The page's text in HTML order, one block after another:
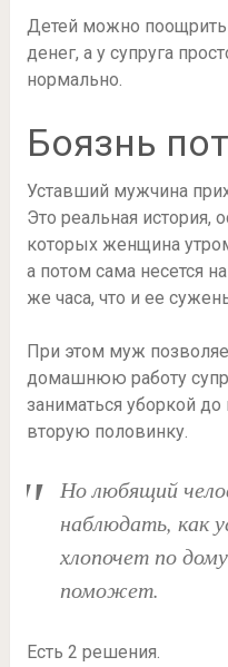
Детей можно
денег, а у супруга
нормально.
Боязнь
Уставший мужчина
Это реальная история,
которых женщина
а потом сама несется
же часа, что и ее
При этом муж
домашнюю работу
заниматься уборкой
вторую половинку.
Но любящий
наблюдать, как
хлопочет по
поможет.
Есть 2 решения.